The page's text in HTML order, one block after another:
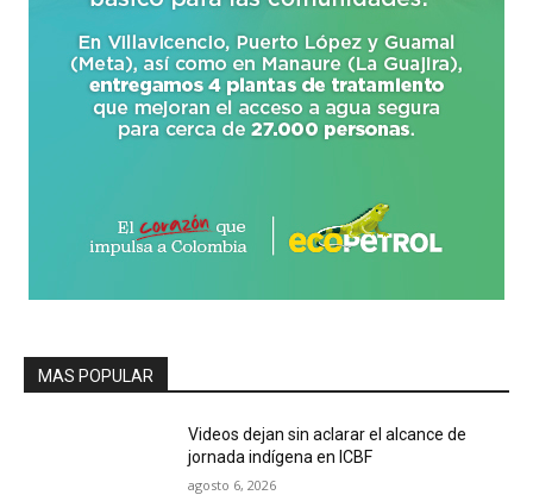
MAS POPULAR
Videos dejan sin aclarar el alcance de
jornada indígena en ICBF
agosto 6, 2026